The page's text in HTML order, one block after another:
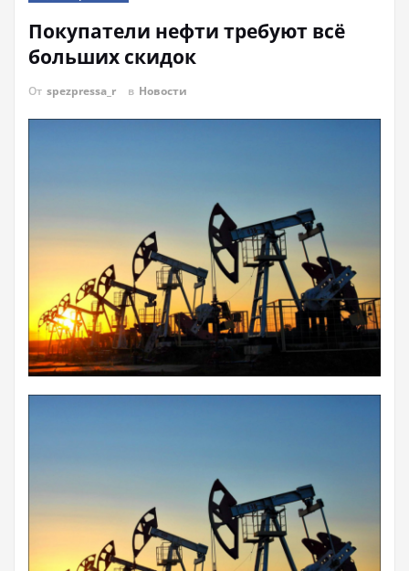
Покупатели нефти требуют всё
больших скидок
От spezpressa_r в Новости